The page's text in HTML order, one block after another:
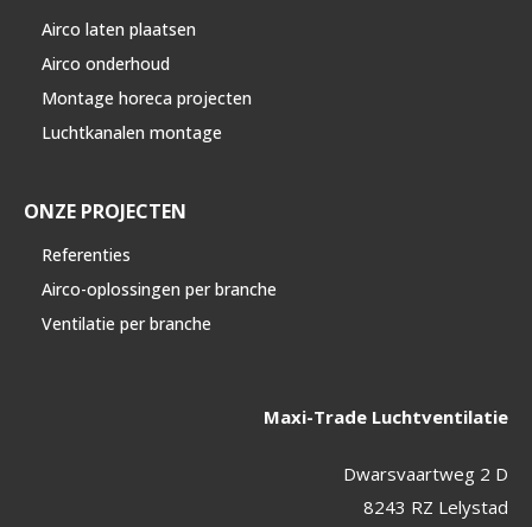
Airco laten plaatsen
Airco onderhoud
Montage horeca projecten
Luchtkanalen montage
ONZE PROJECTEN
Referenties
Airco-oplossingen per branche
Ventilatie per branche
Maxi-Trade Luchtventilatie
Dwarsvaartweg 2 D
8243 RZ Lelystad